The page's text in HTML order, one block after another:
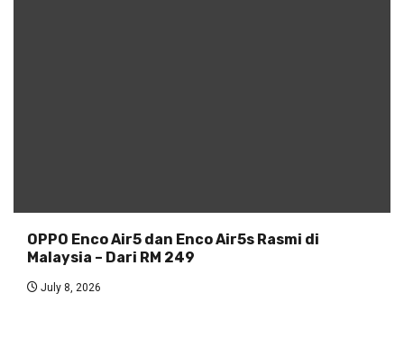
OPPO Enco Air5 dan Enco Air5s Rasmi di
Malaysia – Dari RM 249
July 8, 2026